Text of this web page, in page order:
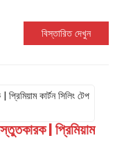
বিস্তারিত দেখুন
| প্রিমিয়াম